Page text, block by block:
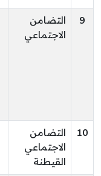
9
التضامن
الاجتماعي
10
التضامن
الاجتماعي
القيطنة